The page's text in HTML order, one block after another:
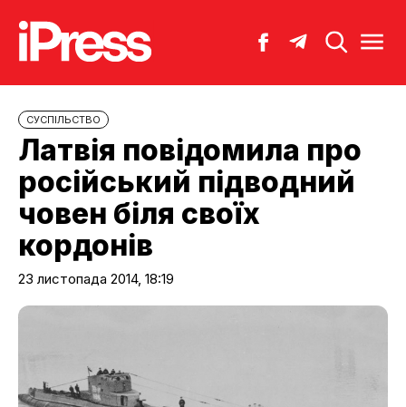
CУСПІЛЬСТВО
Латвія повідомила про
російський підводний
човен біля своїх
кордонів
23 листопада 2014, 18:19